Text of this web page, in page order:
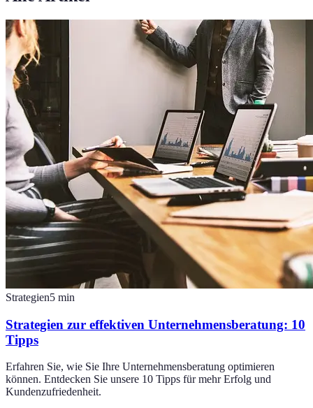
Strategien5 min
Strategien zur effektiven Unternehmensberatung: 10
Tipps
Erfahren Sie, wie Sie Ihre Unternehmensberatung optimieren
können. Entdecken Sie unsere 10 Tipps für mehr Erfolg und
Kundenzufriedenheit.